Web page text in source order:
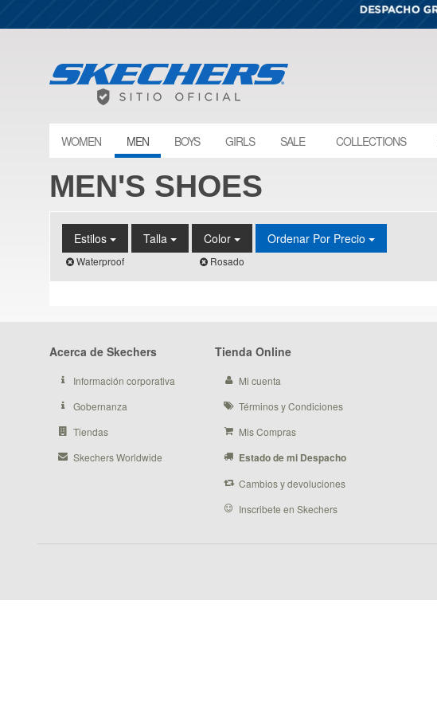
WOMEN MEN BOYS GIRLS SALE COLLECTIONS
MEN'S SHOES
Estilos
Waterproof
Talla Color
Rosado
Ordenar Por Precio
Acerca de Skechers
Información corporativa
Gobernanza
Tiendas
Skechers Worldwide
Tienda Online
Mi cuenta
Términos y Condiciones
Mis Compras
Estado de mi Despacho
Cambios y devoluciones
Inscribete en Skechers